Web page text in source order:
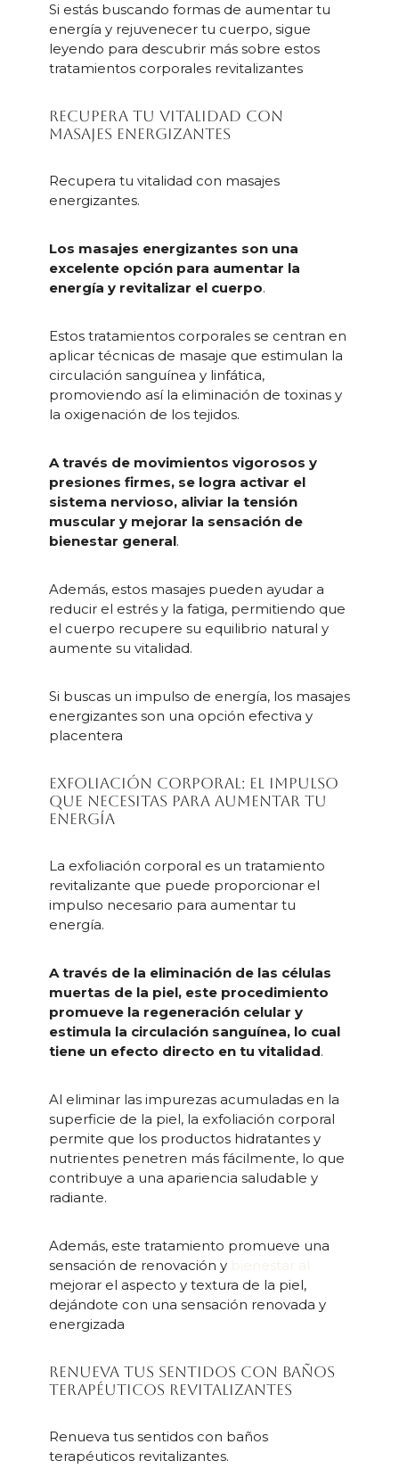
Si estás buscando formas de aumentar tu
energía y rejuvenecer tu cuerpo, sigue
leyendo para descubrir más sobre estos
tratamientos corporales revitalizantes
Recupera tu vitalidad con
masajes energizantes
Recupera tu vitalidad con masajes
energizantes.
Los masajes energizantes son una
excelente opción para aumentar la
energía y revitalizar el cuerpo.
Estos tratamientos corporales se centran en
aplicar técnicas de masaje que estimulan la
circulación sanguínea y linfática,
promoviendo así la eliminación de toxinas y
la oxigenación de los tejidos.
A través de movimientos vigorosos y
presiones firmes, se logra activar el
sistema nervioso, aliviar la tensión
muscular y mejorar la sensación de
bienestar general.
Además, estos masajes pueden ayudar a
reducir el estrés y la fatiga, permitiendo que
el cuerpo recupere su equilibrio natural y
aumente su vitalidad.
Si buscas un impulso de energía, los masajes
energizantes son una opción efectiva y
placentera
Exfoliación corporal: el impulso
que necesitas para aumentar tu
energía
La exfoliación corporal es un tratamiento
revitalizante que puede proporcionar el
impulso necesario para aumentar tu
energía.
A través de la eliminación de las células
muertas de la piel, este procedimiento
promueve la regeneración celular y
estimula la circulación sanguínea, lo cual
tiene un efecto directo en tu vitalidad.
Al eliminar las impurezas acumuladas en la
superficie de la piel, la exfoliación corporal
permite que los productos hidratantes y
nutrientes penetren más fácilmente, lo que
contribuye a una apariencia saludable y
radiante.
Además, este tratamiento promueve una
sensación de renovación y
mejorar el aspecto y textura de la piel,
dejándote con una sensación renovada y
energizada
Renueva tus sentidos con baños
terapéuticos revitalizantes
Renueva tus sentidos con baños
terapéuticos revitalizantes.